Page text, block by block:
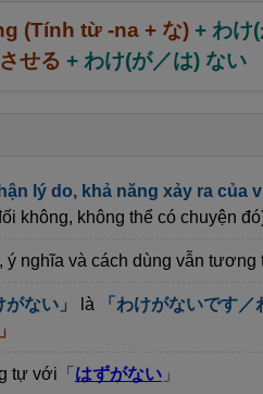
(Tính từ -na + な) + わけ
せる + わけ(が／は) ない
lý do, khả năng xảy ra của
không, không thể có chuyện
, ý nghĩa và cách dùng vẫn
がない」 là 「わけがないです／
tự với 「 はずがない 」